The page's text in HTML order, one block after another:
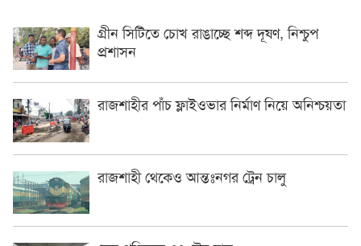
গ্রীন সিটিতে চোখ রাঙাচ্ছে শব্দ দূষণ, নিশ্চুপ
প্রশাসন
রাজশাহীর পাঁচ ফ্লাইওভার নির্মাণ নিয়ে অনিশ্চয়তা
রাজশাহী থেকেও আন্তঃনগর ট্রেন চালু